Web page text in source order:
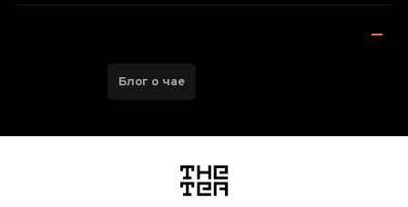
Блог о чае
логотип